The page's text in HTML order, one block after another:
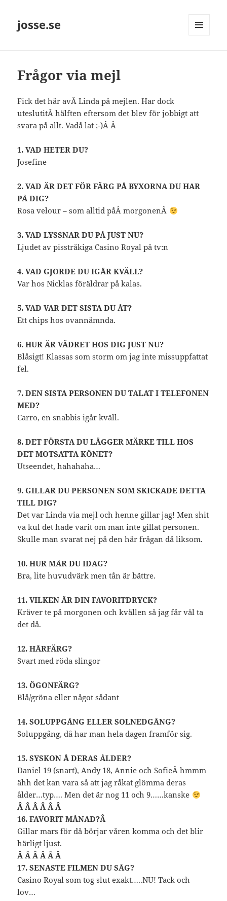
josse.se
Frågor via mejl
Fick det här avÂ Linda på mejlen. Har dock
uteslutitÂ hälften eftersom det blev för jobbigt att
svara på allt. Vadå lat ;-)Â Â
1. VAD HETER DU?
Josefine
2. VAD ÄR DET FÖR FÄRG PÅ BYXORNA DU HAR
PÅ DIG?
Rosa velour – som alltid påÂ morgonenÂ
3. VAD LYSSNAR DU PÅ JUST NU?
Ljudet av pisstråkiga Casino Royal på tv:n
4. VAD GJORDE DU IGÅR KVÄLL?
Var hos Nicklas föräldrar på kalas.
5. VAD VAR DET SISTA DU ÅT?
Ett chips hos ovannämnda.
6. HUR ÄR VÄDRET HOS DIG JUST NU?
Blåsigt! Klassas som storm om jag inte missuppfattat
fel.
7. DEN SISTA PERSONEN DU TALAT I TELEFONEN
MED?
Carro, en snabbis igår kväll.
8. DET FÖRSTA DU LÄGGER MÄRKE TILL HOS
DET MOTSATTA KÖNET?
Utseendet, hahahaha…
9. GILLAR DU PERSONEN SOM SKICKADE DETTA
TILL DIG?
Det var Linda via mejl och henne gillar jag! Men shit
va kul det hade varit om man inte gillat personen.
Skulle man svarat nej på den här frågan då liksom.
10. HUR MÅR DU IDAG?
Bra, lite huvudvärk men tån är bättre.
11. VILKEN ÄR DIN FAVORITDRYCK?
Kräver te på morgonen och kvällen så jag får väl ta
det då.
12. HÅRFÄRG?
Svart med röda slingor
13. ÖGONFÄRG?
Blå/gröna eller något sådant
14. SOLUPPGÅNG ELLER SOLNEDGÅNG?
Soluppgång, då har man hela dagen framför sig.
15. SYSKON Å DERAS ÅLDER?
Daniel 19 (snart), Andy 18, Annie och SofieÂ hmmm
ähh det kan vara så att jag råkat glömma deras
ålder…typ…. Men det är nog 11 och 9……kanske
Â Â Â Â Â Â
16. FAVORIT MÅNAD?Â
Gillar mars för då börjar våren komma och det blir
härligt ljust.
Â Â Â Â Â Â
17. SENASTE FILMEN DU SÅG?
Casino Royal som tog slut exakt…..NU! Tack och
lov…